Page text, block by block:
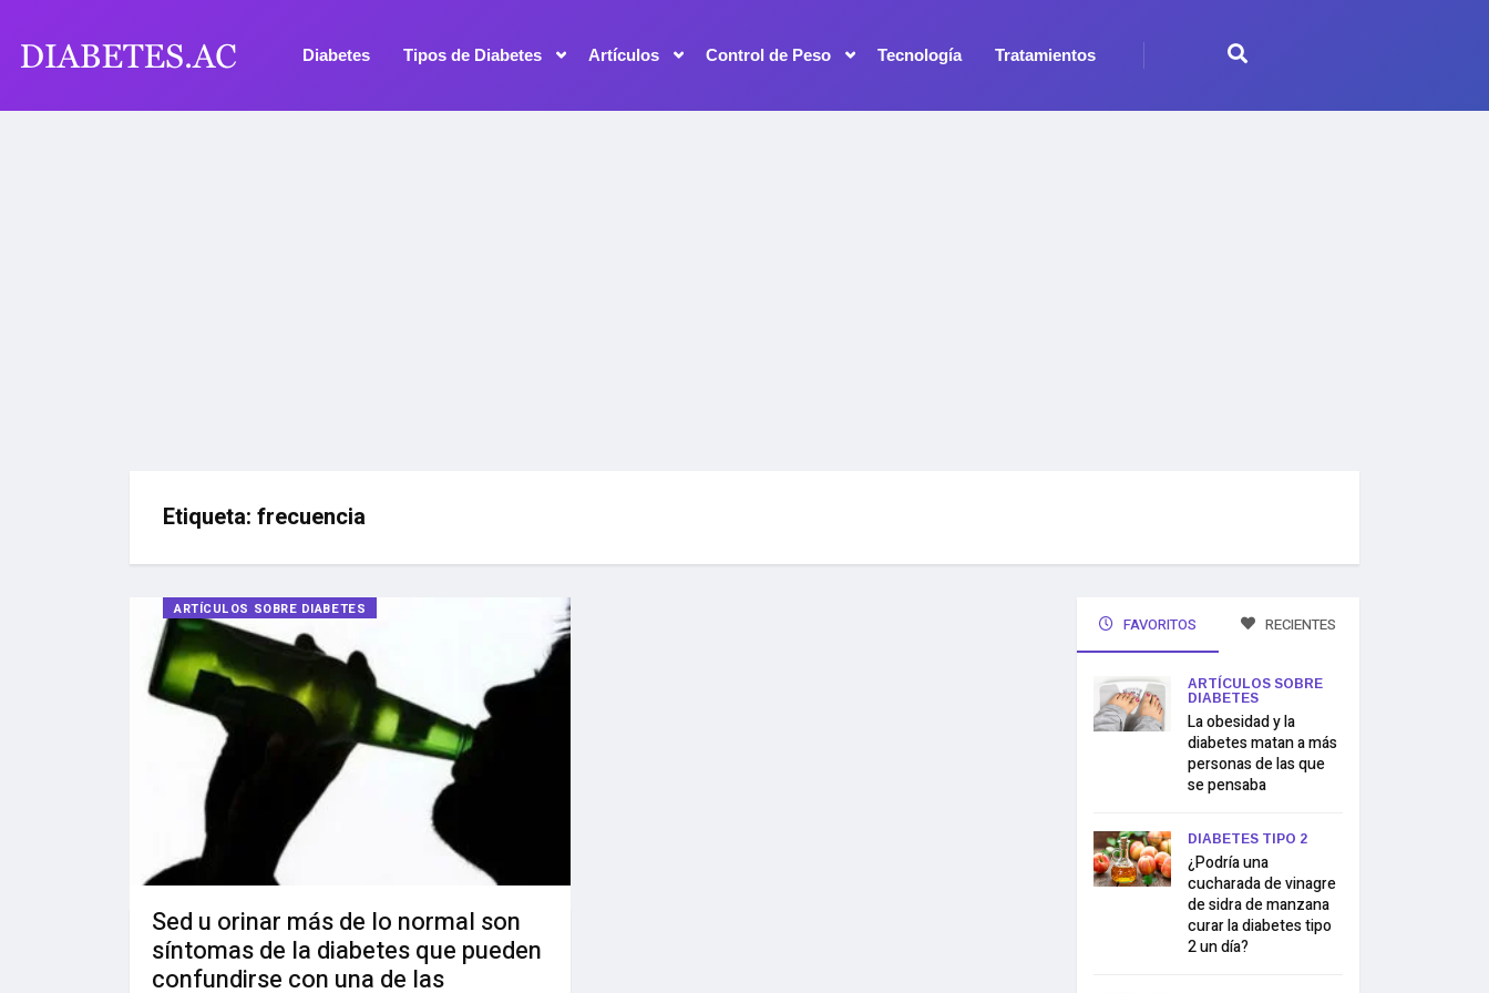
Diabetes Tipos de Diabetes Artículos Control de Peso Tecnología Tratamientos
Etiqueta: frecuencia
ARTÍCULOS SOBRE DIABETES
Sed u orinar más de lo normal son
síntomas de la diabetes que pueden
confundirse con una de las
FAVORITOS RECIENTES
ARTÍCULOS SOBRE
DIABETES
La obesidad y la
diabetes matan a más
personas de las que
se pensaba
DIABETES TIPO 2
¿Podría una
cucharada de vinagre
de sidra de manzana
curar la diabetes tipo
2 un día?